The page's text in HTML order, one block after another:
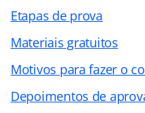
Etapas de prova
Materiais gratuitos
Motivos para fazer o
Depoimentos de